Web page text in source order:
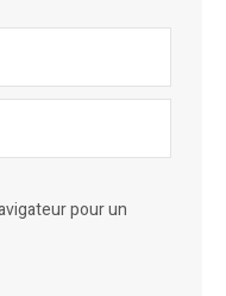
pour un